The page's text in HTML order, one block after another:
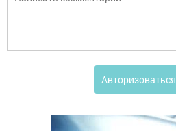
Авторизоваться